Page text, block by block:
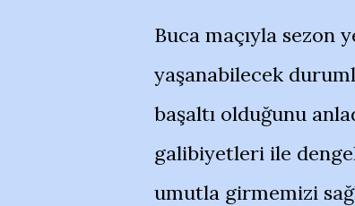
Buca maçıyla sezon
yaşanabilecek
başaltı olduğunu
galibiyetleri ile
umutla girmemizi